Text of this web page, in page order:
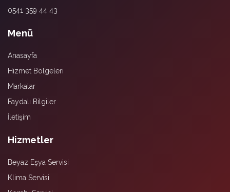
0541 359 44 43
Menü
Anasayfa
Hizmet Bölgeleri
Markalar
Faydalı Bilgiler
İletişim
Hizmetler
Beyaz Eşya Servisi
Klima Servisi